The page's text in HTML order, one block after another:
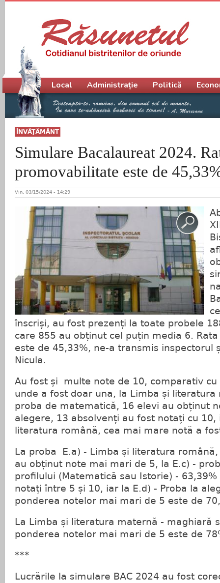
ÎNVĂŢĂMÂNT
Simulare Bacalaureat 2024.
promovabilitate este de
Vin, 03/15/2024 - 14:29
n
înscriși, au fost prezenți la toate probele
care 855 au obținut cel puțin media 6.
este de 45,33%, ne-a transmis inspectorul
Nicula.
Au fost și multe note de 10, comparativ cu
unde a fost doar una, la Limba și literatura
proba de matematică, 16 elevi au obținut
alegere, 13 absolvenți au fost notați cu 10,
literatura română, cea mai mare notă a
La proba E.a) - Limba și literatura
au obținut note mai mari de 5, la E.c) -
profilului (Matematică sau Istorie) -
notați între 5 și 10, iar la E.d) - Proba la
ponderea notelor mai mari de 5 este de
La Limba și literatura maternă - maghiară
ponderea notelor mai mari de 5 este de
***
Lucrările la simulare BAC 2024 au fost
Meniu principal
Local Administrație Politică